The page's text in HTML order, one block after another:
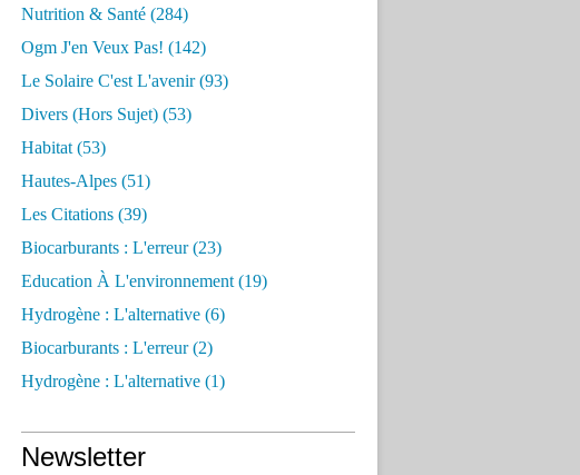
Nutrition & Santé (284)
Ogm J'en Veux Pas! (142)
Le Solaire C'est L'avenir(93)
Divers (hors Sujet) (53)
Habitat (53)
Hautes-Alpes (51)
Les Citations (39)
Biocarburants : L'erreur(23)
Education À L'environnement (19)
Hydrogène : L'alternative (6)
Biocarburants : L'erreur(2)
Hydrogène : L'alternative (1)
Newsletter